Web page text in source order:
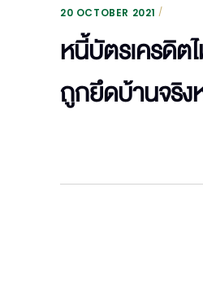
20 OCTOBER 2021
หนี้บัตรเครดิต
ถูกยึดบ้านจริง